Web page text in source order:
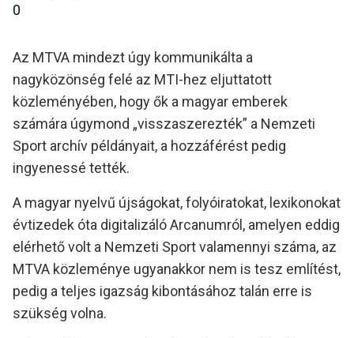
0
Az MTVA mindezt úgy kommunikálta a
nagyközönség felé az MTI-hez eljuttatott
közleményében, hogy ők a magyar emberek
számára úgymond „visszaszerezték” a Nemzeti
Sport archív példányait, a hozzáférést pedig
ingyenessé tették.
A magyar nyelvű újságokat, folyóiratokat, lexikonokat
évtizedek óta digitalizáló Arcanumról, amelyen eddig
elérhető volt a Nemzeti Sport valamennyi száma, az
MTVA közleménye ugyanakkor nem is tesz említést,
pedig a teljes igazság kibontásához talán erre is
szükség volna.